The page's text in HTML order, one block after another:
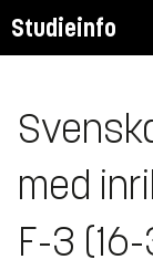
Studieinfo
med
F-3